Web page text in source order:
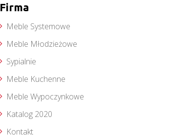
Firma
Meble Systemowe
Meble Młodzieżowe
Sypialnie
Meble Kuchenne
Meble Wypoczynkowe
Katalog 2020
Kontakt